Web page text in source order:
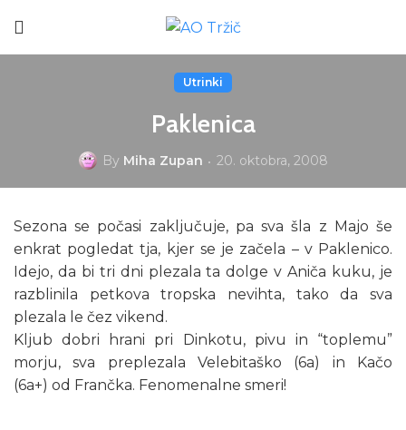
Utrinki
Paklenica
By Miha Zupan 20. oktobra, 2008
Sezona se počasi zaključuje, pa sva šla z Majo še
enkrat pogledat tja, kjer se je začela – v Paklenico.
Idejo, da bi tri dni plezala ta dolge v Aniča kuku, je
razblinila petkova tropska nevihta, tako da sva
plezala le čez vikend.
Kljub dobri hrani pri Dinkotu, pivu in “toplemu”
morju, sva preplezala Velebitaško (6a) in Kačo
(6a+) od Frančka. Fenomenalne smeri!